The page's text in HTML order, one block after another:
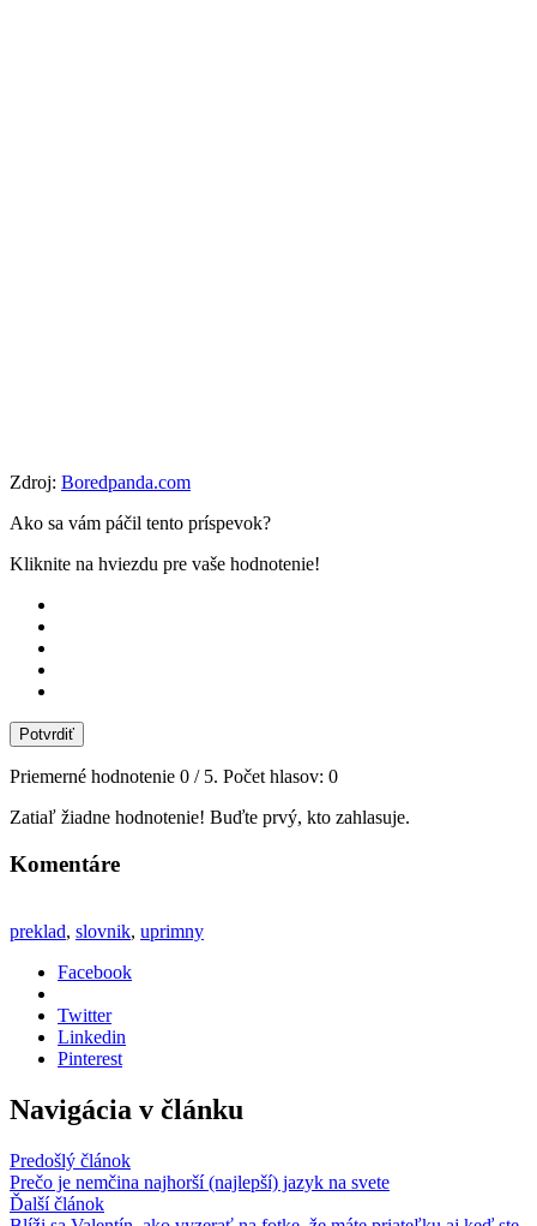
Zdroj: Boredpanda.com
Ako sa vám páčil tento príspevok?
Kliknite na hviezdu pre vaše hodnotenie!
Potvrdiť
Priemerné hodnotenie 0 / 5. Počet hlasov: 0
Zatiaľ žiadne hodnotenie! Buďte prvý, kto zahlasuje.
Komentáre
preklad, slovnik, uprimny
Facebook
Twitter
Linkedin
Pinterest
Navigácia v článku
Predošlý článok
Prečo je nemčina najhorší (najlepší) jazyk na svete
Ďalší článok